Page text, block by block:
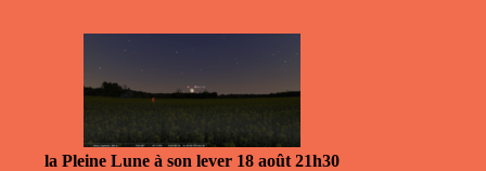
la Pleine Lune à son lever 18 août 21h30